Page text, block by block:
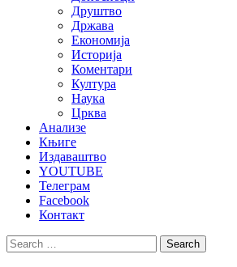
Друштво
Држава
Економија
Историја
Коментари
Култура
Наука
Црква
Анализе
Књиге
Издаваштво
YOUTUBE
Телеграм
Facebook
Контакт
Search
for: